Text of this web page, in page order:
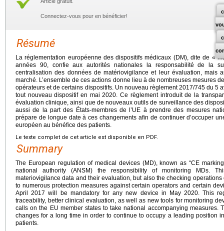
Connectez-vous pour en bénéficier!
Résumé
La réglementation européenne des dispositifs médicaux (DM), dite de «
années 90, confie aux autorités nationales la responsabilité de la
centralisation des données de matériovigilance et leur évaluation, mais
marché. L’ensemble de ces actions donne lieu à de nombreuses mesures
opérateurs et de certains dispositifs. Un nouveau règlement 2017/745 du 5
tout nouveau dispositif en mai 2020. Ce règlement introduit de la
évaluation clinique, ainsi que de nouveaux outils de surveillance des
aussi de la part des États-membres de l’UE à prendre des mesures
prépare de longue date à ces changements afin de continuer d’occuper
européen au bénéfice des patients.
Le texte complet de cet article est disponible en PDF.
Summary
The European regulation of medical devices (MD), known as “CE
national authority (ANSM) the responsibility of monitoring MDs.
materiovigilance data and their evaluation, but also the checking
to numerous protection measures against certain operators and certain
April 2017 will be mandatory for any new device in May 2020. This
traceability, better clinical evaluation, as well as new tools for monitoring
calls on the EU member states to take national accompanying measures.
changes for a long time in order to continue to occupy a leading position
patients.